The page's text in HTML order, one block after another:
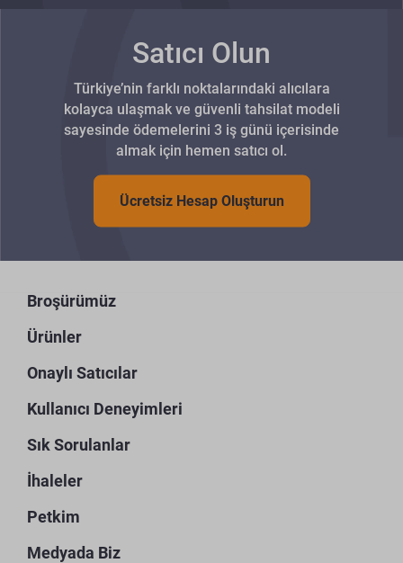
Satıcı Olun
Türkiye’nin farklı noktalarındaki alıcılara
kolayca ulaşmak ve güvenli tahsilat modeli
sayesinde ödemelerini 3 iş günü içerisinde
almak için hemen satıcı ol.
Ücretsiz Hesap Oluşturun
Broşürümüz
Ürünler
Onaylı Satıcılar
Kullanıcı Deneyimleri
Sık Sorulanlar
İhaleler
Petkim
Medyada Biz